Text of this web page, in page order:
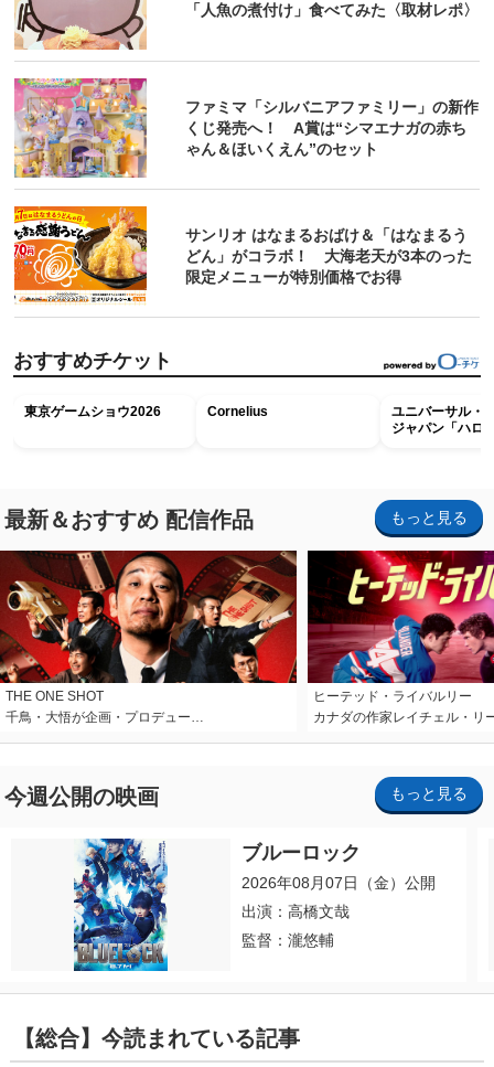
「人魚の煮付け」食べてみた〈取材レポ〉
ファミマ「シルバニアファミリー」の新作
くじ発売へ！ A賞は“シマエナガの赤ち
ゃん＆ほいくえん”のセット
サンリオ はなまるおばけ＆「はなまるう
どん」がコラボ！ 大海老天が3本のった
限定メニューが特別価格でお得
おすすめチケット
東京ゲームショウ2026 Cornelius
ユニバーサル・
ジャパン「ハロ
最新＆おすすめ 配信作品 もっと見る
THE ONE SHOT
千鳥・大悟が企画・プロデュー…
ヒーテッド・ライバルリー
カナダの作家レイチェル・リ
今週公開の映画 もっと見る
ブルーロック
2026年08月07日（金）公開
出演：高橋文哉
監督：瀧悠輔
【総合】今読まれている記事